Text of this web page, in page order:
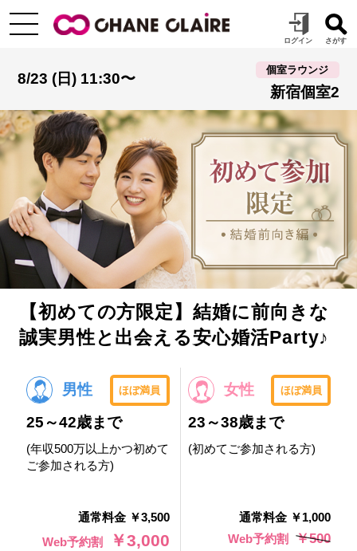
8/23 (日) 11:30〜
個室ラウンジ
新宿個室2
【初めての方限定】結婚に前向きな
誠実男性と出会える安心婚活Party♪
男性 ほぼ満員
25～42歳まで
(年収500万以上かつ初めて
ご参加される方)
通常料金 ￥3,500
Web予約割
￥3,000
女性 ほぼ満員
23～38歳まで
(初めてご参加される方)
通常料金 ￥1,000
Web予約割
￥500